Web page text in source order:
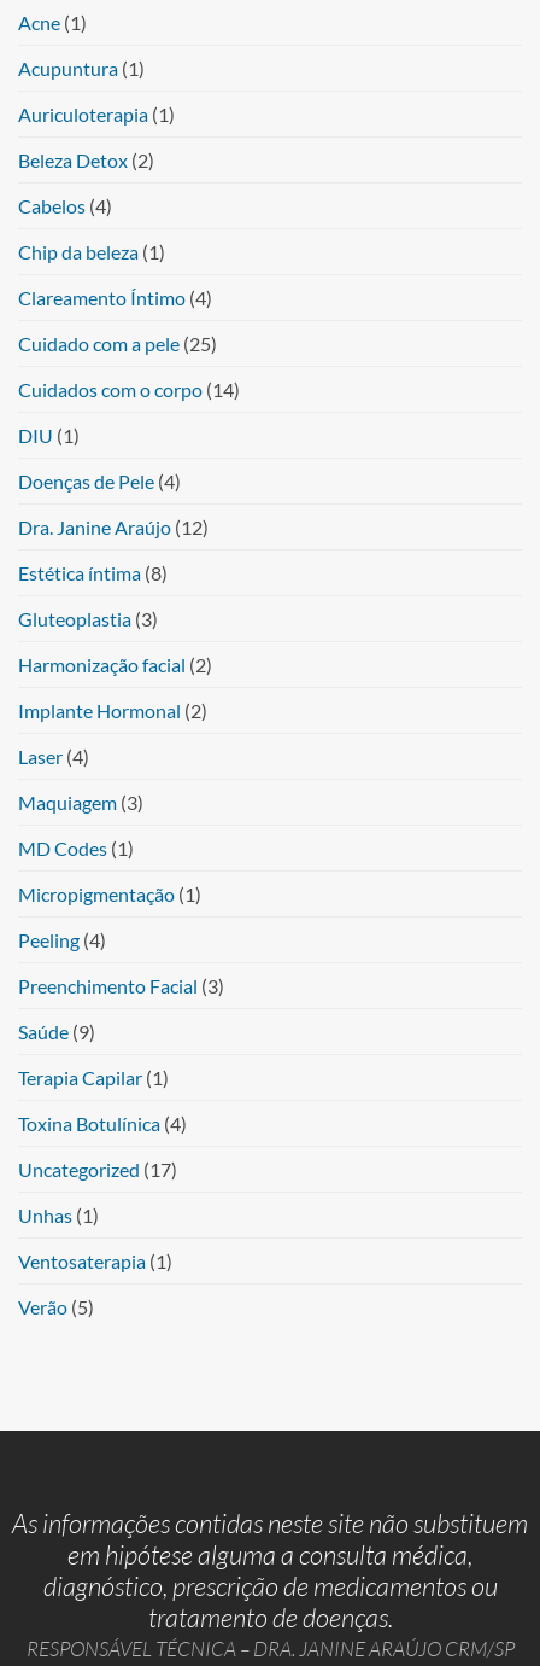
Acne (1)
Acupuntura (1)
Auriculoterapia (1)
Beleza Detox (2)
Cabelos (4)
Chip da beleza (1)
Clareamento Íntimo (4)
Cuidado com a pele (25)
Cuidados com o corpo (14)
DIU (1)
Doenças de Pele (4)
Dra. Janine Araújo (12)
Estética íntima (8)
Gluteoplastia (3)
Harmonização facial (2)
Implante Hormonal (2)
Laser (4)
Maquiagem (3)
MD Codes (1)
Micropigmentação (1)
Peeling (4)
Preenchimento Facial (3)
Saúde (9)
Terapia Capilar (1)
Toxina Botulínica (4)
Uncategorized (17)
Unhas (1)
Ventosaterapia (1)
Verão (5)
As informações contidas neste site não substituem
em hipótese alguma a consulta médica,
diagnóstico, prescrição de medicamentos ou
tratamento de doenças.
RESPONSÁVEL TÉCNICA – DRA. JANINE ARAÚJO CRM/SP